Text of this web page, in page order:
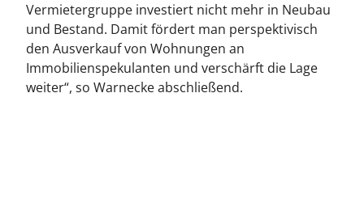
Vermietergruppe investiert nicht mehr in Neubau
und Bestand. Damit fördert man perspektivisch
den Ausverkauf von Wohnungen an
Immobilienspekulanten und verschärft die Lage
weiter“, so Warnecke abschließend.